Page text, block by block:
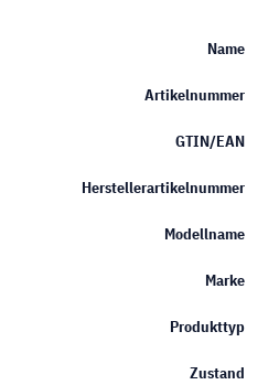
Name
Artikelnummer
GTIN/EAN
Herstellerartikelnummer
Modellname
Marke
Produkttyp
Zustand